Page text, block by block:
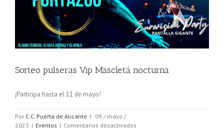
Sorteo pulseras Vip Mascletá nocturna
¡Participa hasta el 11 de mayo!
Por C.C. Puerta de Alicante |
09 / mayo /
2023 | Eventos | Comentarios desactivados